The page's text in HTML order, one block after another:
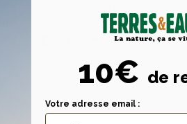
POLAIRE KAKI
sur la carte
Disponible en livraison
10€ de
Votre adresse email :